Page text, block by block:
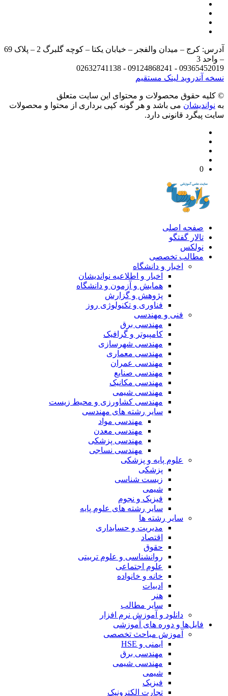
آدرس: کرج – میدان والفجر – خیابان یکتا – کوچه گلبرگ 2 – پلاک 69
3
09365452019 - 09124868241 -
آندرویدلینک مستقیم
حقوق محصولات و محتوای اين سایت متعلق
می باشد و هر گونه کپی برداری از محتوا و محصولات
پیگرد قانونی دارد.
صفحه اصلی
تالار گفتگو
نولکس
مطالب تخصصی
اخبار و دانشگاه
اخبار و اطلاعیه نواندیشان
همایش و آزمون و دانشگاه
پژوهش و گزارش
فناوری و تکنولوژی روز
فنی و مهندسی
مهندسی برق
کامپیوتر و گرافیک
مهندسی شهرسازی
مهندسی معماری
مهندسی عمران
مهندسی صنایع
مهندسی مکانیک
مهندسی شیمی
مهندسی کشاورزی و محیط زیست
سایر رشته های مهندسی
مهندسی مواد
مهندسی معدن
مهندسی پزشکی
مهندسی نساجی
علوم پایه و پزشکی
پزشکی
زیست شناسی
شیمی
فیزیک و نجوم
سایر رشته های علوم پایه
سایر رشته ها
مدیریت و حسابداری
اقتصاد
حقوق
روانشناسی و علوم تربیتی
علوم اجتماعی
خانه و خانواده
ادبیات
هنر
سایر مطالب
دانلود و آموزش نرم افزار
فایل‌ها و دوره های آموزشی
آموزش مباحث تخصصی
ایمنی و HSE
مهندسی برق
مهندسی شیمی
شیمی
فیزیک
تجارت الکترونیک